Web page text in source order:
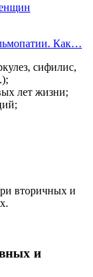
Как…
сифилис,
лет жизни;
вторичных и
и